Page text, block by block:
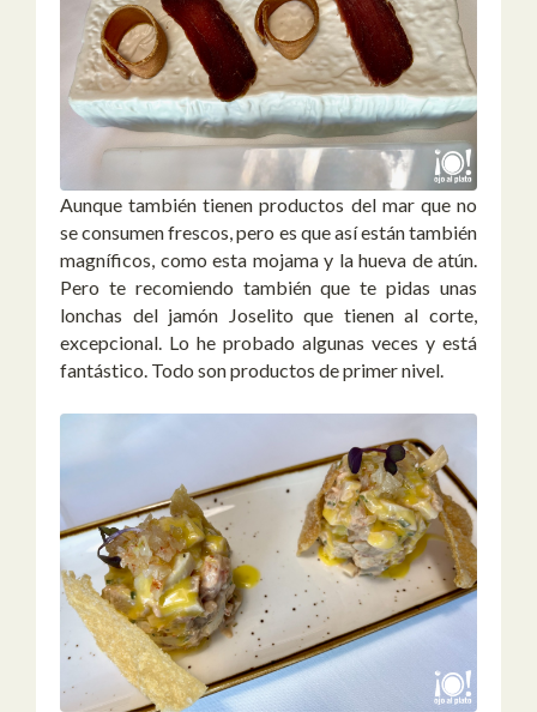
Aunque también tienen productos del mar que no
se consumen frescos, pero es que así están también
magníficos, como esta mojama y la hueva de atún.
Pero te recomiendo también que te pidas unas
lonchas del jamón Joselito que tienen al corte,
excepcional. Lo he probado algunas veces y está
fantástico. Todo son productos de primer nivel.